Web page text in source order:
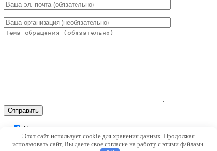
Согласен с условиями
Пользовательского соглашения
Этот сайт использует cookie для хранения данных. Продолжая
использовать сайт, Вы даете свое согласие на работу с этими файлами.